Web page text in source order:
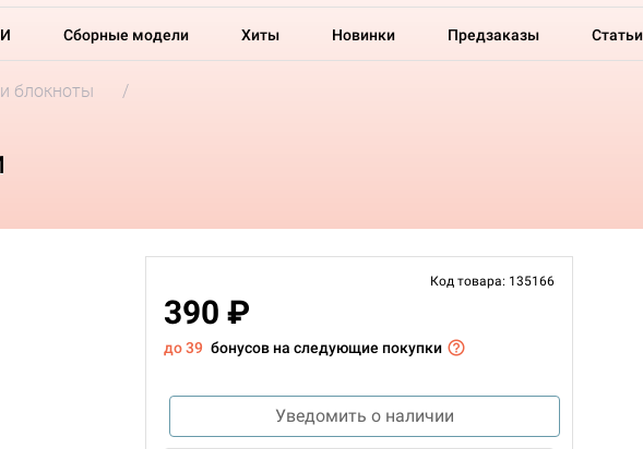
Сборные модели Хиты Новинки Предзаказы Статьи
блокноты
Код товара: 135166
390 ₽
до 39 бонусов на следующие покупки
Уведомить о наличии